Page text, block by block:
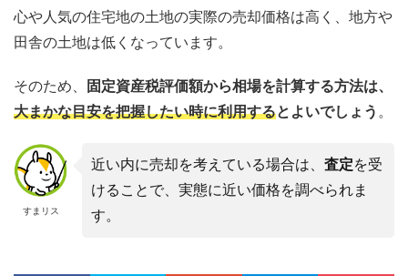
心や人気の住宅地の土地の実際の売却価格は高く、地方や
田舎の土地は低くなっています。
そのため、
固定資産税評価額から相場を計算する方法は、
大まかな目安を把握したい時に利用するとよいでしょう 。
すまリス
近い内に売却を考えている場合は、 査定を受
けることで、実態に近い価格を調べられま
す。